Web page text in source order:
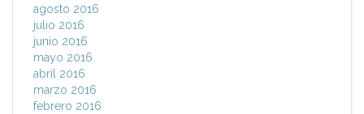
agosto 2016
julio 2016
junio 2016
mayo 2016
abril 2016
marzo 2016
febrero 2016